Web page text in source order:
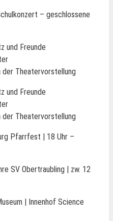
– geschlossene
und Freunde
der Theatervorstellung
und Freunde
der Theatervorstellung
Pfarrfest | 18 Uhr –
SV Obertraubling | zw. 12
| Innenhof Science